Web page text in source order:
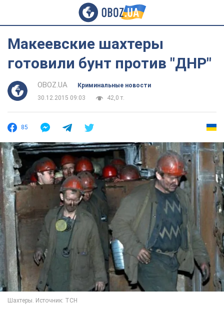
Макеевские шахтеры
готовили бунт против "ДНР"
OBOZ.UA
Криминальные новости
30.12.2015 09:03
42,0 т.
85